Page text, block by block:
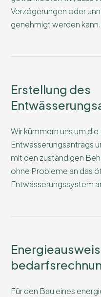
Verzögerungen oder
genehmigt werden kann.
Erstellung des
Wir kümmern uns um
Entwässerungsantrags
mit den zuständigen
ohne Probleme an das
Entwässerungssystem
Für den Bau eines